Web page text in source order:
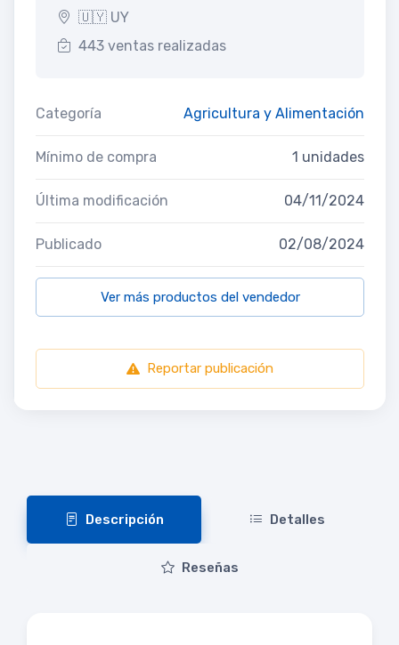
🇺🇾 UY
443 ventas realizadas
Categoría Agricultura y Alimentación
Mínimo de compra 1 unidades
Última modificación 04/11/2024
Publicado 02/08/2024
Ver más productos del vendedor
Reportar publicación
Descripción Detalles
Reseñas